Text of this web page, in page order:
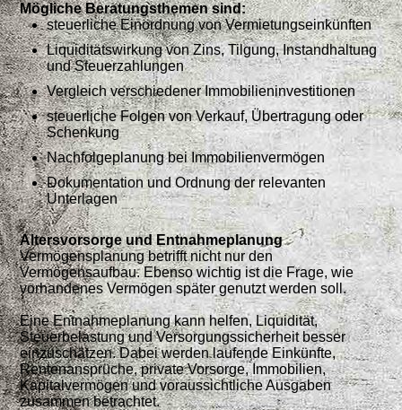
Mögliche Beratungsthemen sind:
steuerliche Einordnung von Vermietungseinkünften
Liquiditätswirkung von Zins, Tilgung, Instandhaltung
und Steuerzahlungen
Vergleich verschiedener Immobilieninvestitionen
steuerliche Folgen von Verkauf, Übertragung oder
Schenkung
Nachfolgeplanung bei Immobilienvermögen
Dokumentation und Ordnung der relevanten
Unterlagen
Altersvorsorge und Entnahmeplanung
Vermögensplanung betrifft nicht nur den
Vermögensaufbau. Ebenso wichtig ist die Frage, wie
vorhandenes Vermögen später genutzt werden soll.
Eine Entnahmeplanung kann helfen, Liquidität,
Steuerbelastung und Versorgungssicherheit besser
einzuschätzen. Dabei werden laufende Einkünfte,
Rentenansprüche, private Vorsorge, Immobilien,
Kapitalvermögen und voraussichtliche Ausgaben
zusammen betrachtet.